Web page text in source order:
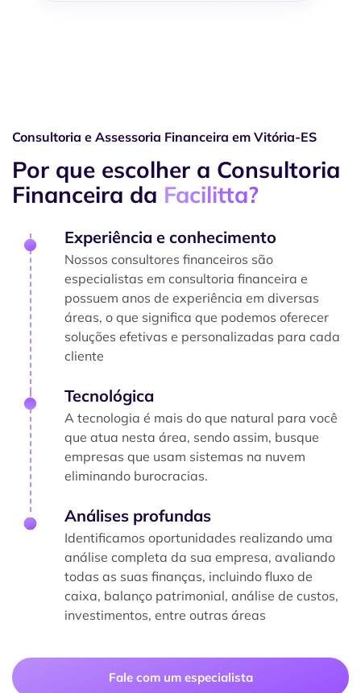
Fale com um especialista
Consultoria e Assessoria Financeira em Vitória-ES
Por que escolher a Consultoria
Financeira da Facilitta?
Experiência e conhecimento
Nossos consultores financeiros são
especialistas em consultoria financeira e
possuem anos de experiência em diversas
áreas, o que significa que podemos oferecer
soluções efetivas e personalizadas para cada
cliente
Tecnológica
A tecnologia é mais do que natural para você
que atua nesta área, sendo assim, busque
empresas que usam sistemas na nuvem
eliminando burocracias.
Análises profundas
Identificamos oportunidades realizando uma
análise completa da sua empresa, avaliando
todas as suas finanças, incluindo fluxo de
caixa, balanço patrimonial, análise de custos,
investimentos, entre outras áreas